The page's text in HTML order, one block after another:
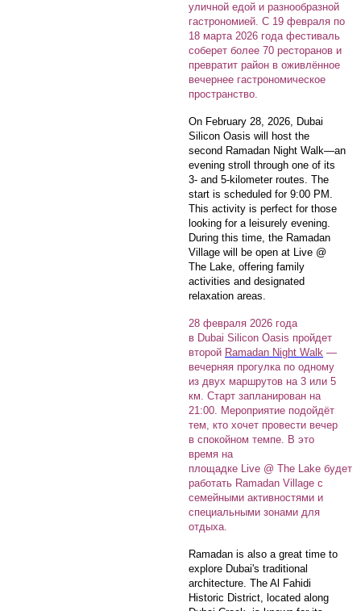
уличной едой и разнообразной
гастрономией. С 19 февраля по
18 марта 2026 года фестиваль
соберет более 70 ресторанов и
превратит район в оживлённое
вечернее гастрономическое
пространство.
On February 28, 2026, Dubai
Silicon Oasis will host the
second Ramadan Night Walk—an
evening stroll through one of its
3- and 5-kilometer routes. The
start is scheduled for 9:00 PM.
This activity is perfect for those
looking for a leisurely evening.
During this time, the Ramadan
Village will be open at Live @
The Lake, offering family
activities and designated
relaxation areas.
28 февраля 2026 года
в Dubai Silicon Oasis пройдет
второй Ramadan Night Walk —
вечерняя прогулка по одному
из двух маршрутов на 3 или 5
км. Старт запланирован на
21:00. Мероприятие подойдёт
тем, кто хочет провести вечер
в спокойном темпе. В это
время на
площадке Live @ The Lake будет
работать Ramadan Village с
семейными активностями и
специальными зонами для
отдыха.
Ramadan is also a great time to
explore Dubai's traditional
architecture. The Al Fahidi
Historic District, located along